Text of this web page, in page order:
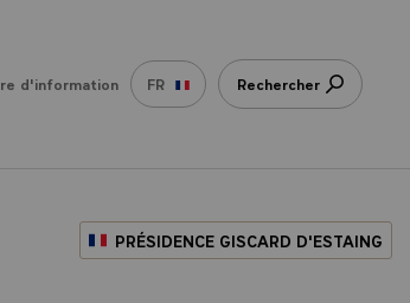
d'information FR Rechercher
PRÉSIDENCE GISCARD D'ESTAING